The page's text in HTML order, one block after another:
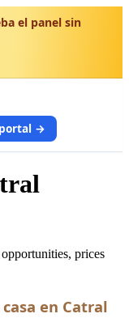
el panel sin
→
prices
en Catral